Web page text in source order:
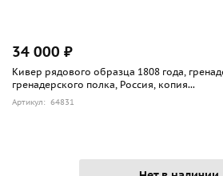
34 000 ₽
Кивер рядового образца 1808 года,
гренадерского полка, Россия, копия...
Артикул: 64831